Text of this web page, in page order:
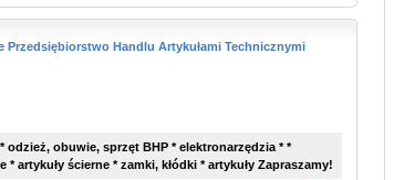
Przedsiębiorstwo Handlu Artykułami Technicznymi
odzież, obuwie, sprzęt BHP * elektronarzędzia * *
* artykuły ścierne * zamki, kłódki * artykuły Zapraszamy!